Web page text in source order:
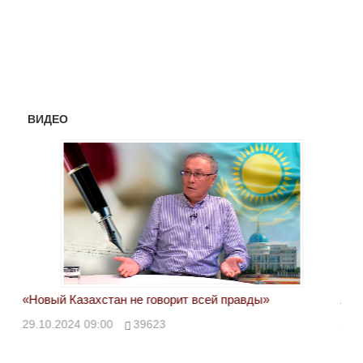
ВИДЕО
«Новый Казахстан не говорит всей правды»
29.10.2024 09:00 39623